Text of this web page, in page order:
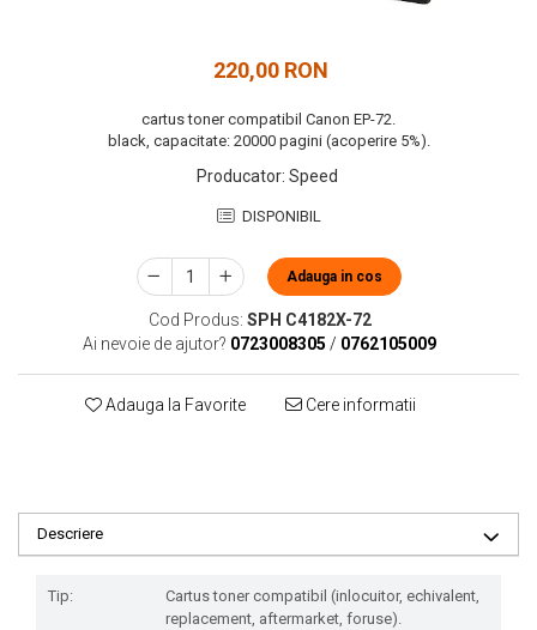
220,00 RON
cartus toner compatibil Canon EP-72.
black, capacitate: 20000 pagini (acoperire 5%).
Producator: Speed
DISPONIBIL
Adauga in cos
Cod Produs: SPH C4182X-72
Ai nevoie de ajutor? 0723008305 / 0762105009
Adauga la Favorite Cere informatii
Descriere
Tip:
Cartus toner compatibil (inlocuitor, echivalent,
replacement, aftermarket, foruse).